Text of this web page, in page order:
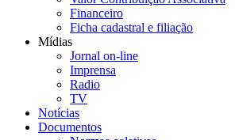
Financeiro
Ficha cadastral e filiação
Mídias
Jornal on-line
Imprensa
Radio
TV
Notícias
Documentos